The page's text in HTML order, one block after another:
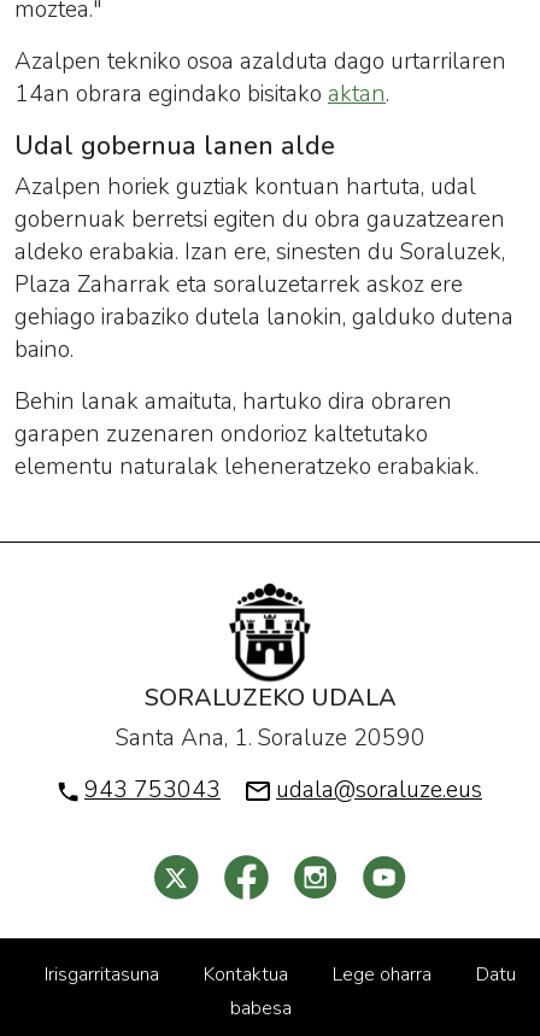
moztea."
Azalpen tekniko osoa azalduta dago urtarrilaren
14an obrara egindako bisitako aktan.
Udal gobernua lanen alde
Azalpen horiek guztiak kontuan hartuta, udal
gobernuak berretsi egiten du obra gauzatzearen
aldeko erabakia. Izan ere, sinesten du Soraluzek,
Plaza Zaharrak eta soraluzetarrek askoz ere
gehiago irabaziko dutela lanokin, galduko dutena
baino.
Behin lanak amaituta, hartuko dira obraren
garapen zuzenaren ondorioz kaltetutako
elementu naturalak leheneratzeko erabakiak.
SORALUZEKO UDALA
Santa Ana, 1. Soraluze 20590
943 753043
udala@soraluze.eus
Irisgarritasuna Kontaktua Lege oharra
Datu
babesa